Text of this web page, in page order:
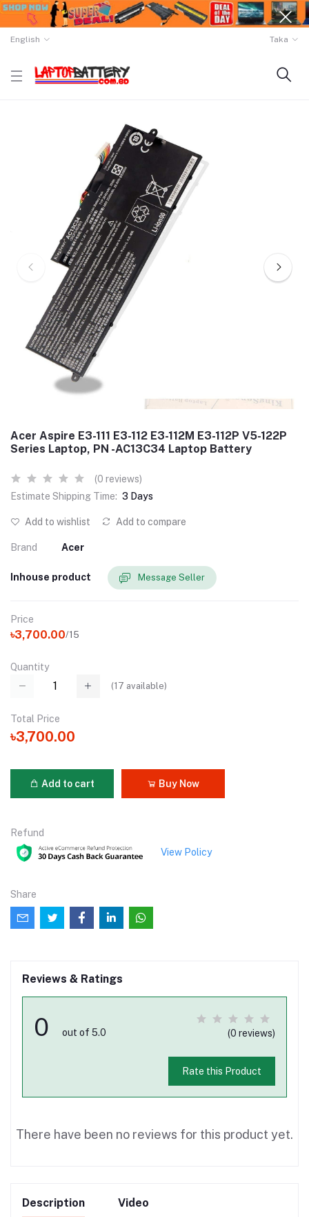
English Taka
Acer Aspire E3-111 E3-112 E3-112M E3-112P V5-122P
Series Laptop, PN -AC13C34 Laptop Battery
(0 reviews)
Estimate Shipping Time: 3 Days
Add to wishlist Add to compare
Brand Acer
Inhouse product Message Seller
Price
৳3,700.00/15
Quantity
(17 available)
Total Price
৳3,700.00
Add to cart Buy Now
Refund
View Policy
Share
Reviews & Ratings
0 out of 5.0 (0 reviews)
Rate this Product
There have been no reviews for this product yet.
Description Video